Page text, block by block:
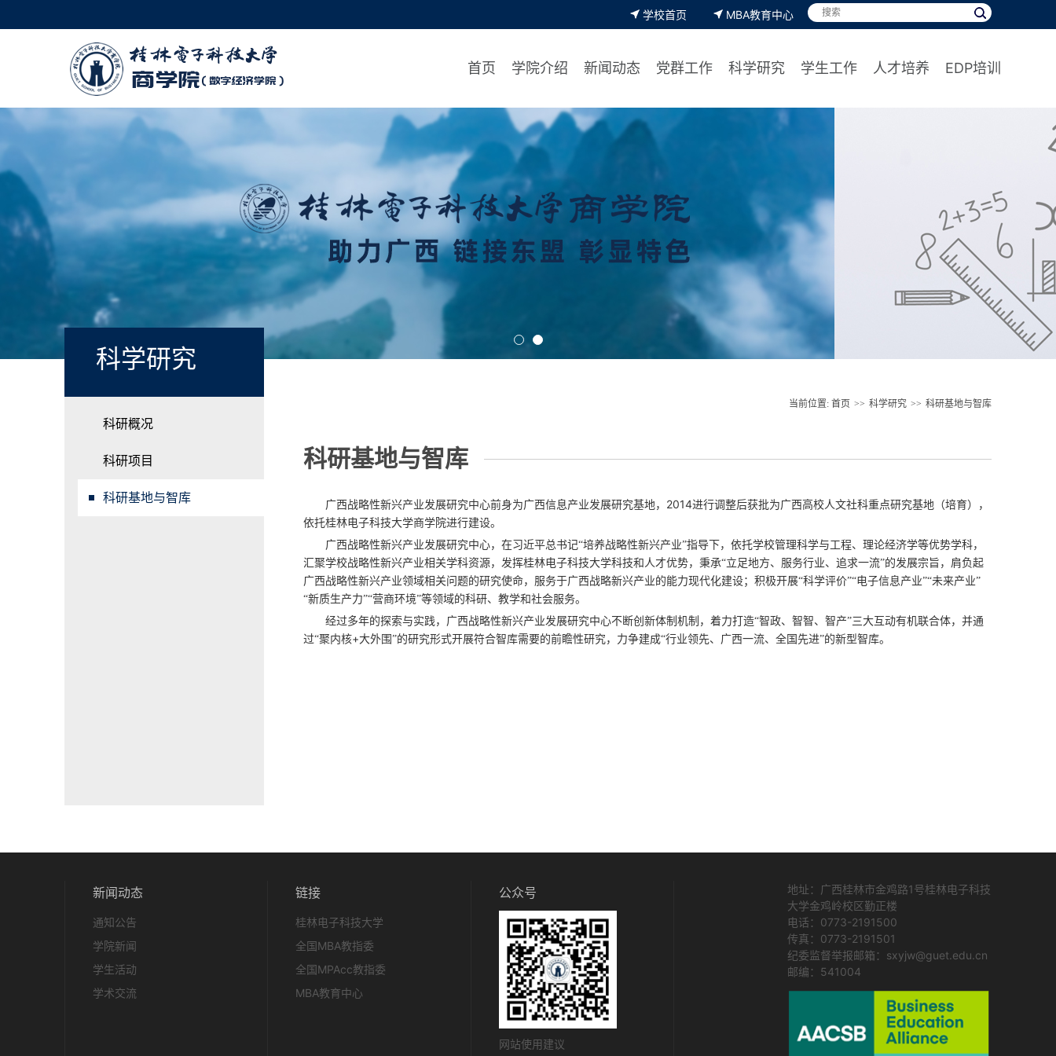
学校首页 MBA教育中心
首页 学院介绍 新闻动态 党群工作 科学研究 学生工作 人才培养 EDP培训
科学研究
科研概况
科研项目
科研基地与智库
当前位置: 首页 >> 科学研究 >> 科研基地与智库
科研基地与智库
广西战略性新兴产业发展研究中心前身为广西信息产业发展研究基地， 2014进行调整后获批为广西高校人文社科重点研究基地（培育），
依托桂林电子科技大学商学院进行建设。
广西战略性新兴产业发展研究中心，在习近平总书记“培养战略性新兴产业”指导下，依托学校管理科学与工程、理论经济学等优势学科，
汇聚学校战略性新兴产业相关学科资源，发挥桂林电子科技大学科技和人才优势，秉承“立足地方、服务行业、追求一流”的发展宗旨，肩负起
广西战略性新兴产业领域相关问题的研究使命，服务于广西战略新兴产业的能力现代化建设；积极开展“科学评价”“电子信息产业”“未来产业”
“新质生产力”“营商环境”等领域的科研、教学和社会服务。
经过多年的探索与实践，广西战略性新兴产业发展研究中心不断创新体制机制，着力打造“智政、智智、智产”三大互动有机联合体，并通
过“聚内核+大外围”的研究形式开展符合智库需要的前瞻性研究，力争建成“行业领先、广西一流、全国先进”的新型智库。
新闻动态
通知公告
学院新闻
学生活动
学术交流
链接
桂林电子科技大学
全国MBA教指委
全国MPAcc教指委
MBA教育中心
公众号
网站使用建议
地址：广西桂林市金鸡路1号桂林电子科技
大学金鸡岭校区勤正楼
电话：0773-2191500
传真：0773-2191501
纪委监督举报邮箱：sxyjw@guet.edu.cn
邮编：541004